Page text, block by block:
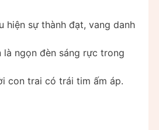
hiện sự thành đạt, vang danh
là ngọn đèn sáng rực trong
con trai có trái tim ấm áp.